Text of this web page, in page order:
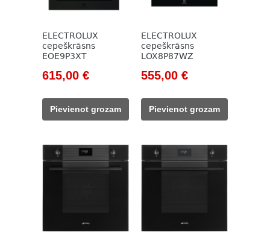
ELECTROLUX
cepeškrāsns
EOE9P3XT
Original
was:
1
615,00 €Current
615,00 €.
Pievienot grozam
ELECTROLUX
cepeškrāsns
LOX8P87WZ
Original
was:
709,00 €.
555,00 €Current
555,00 €.
Pievienot grozam